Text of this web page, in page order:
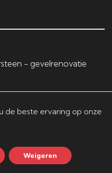
- gevelrenovatie
Privacybeleid
de beste ervaring op onze
Weigeren